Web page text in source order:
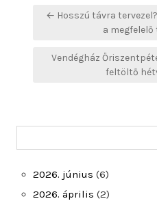
Bejegyzés
← Hosszú távra
a
Vendégház
feltöltő
2026. június (6)
2026. április (2)